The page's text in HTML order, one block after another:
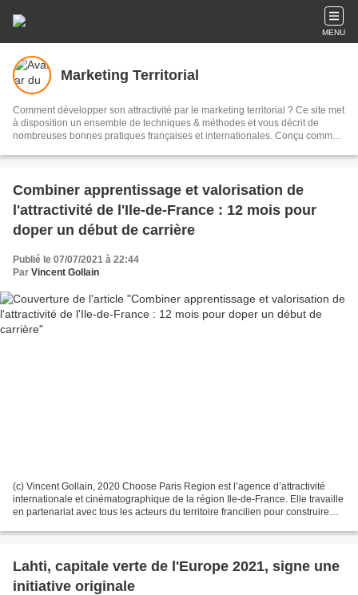
MENU
Marketing Territorial
Comment développer son attractivité par le marketing territorial ? Ce site met
à disposition un ensemble de techniques & méthodes et vous décrit de
nombreuses bonnes pratiques françaises et internationales. Conçu comme
nombreux documents et visuels gratuits ainsi que plus de 1600 articles à lire
Combiner apprentissage et valorisation de
l'attractivité de l'Ile-de-France : 12 mois pour
doper un début de carrière
Publié le 07/07/2021 à 22:44
Par Vincent Gollain
(c) Vincent Gollain, 2020 Choose Paris Region est l’agence d’attractivité
internationale et cinématographique de la région Ile-de-France. Elle travaille
en partenariat avec tous les acteurs du territoire francilien pour construire
Lahti, capitale verte de l'Europe 2021, signe une
initiative originale